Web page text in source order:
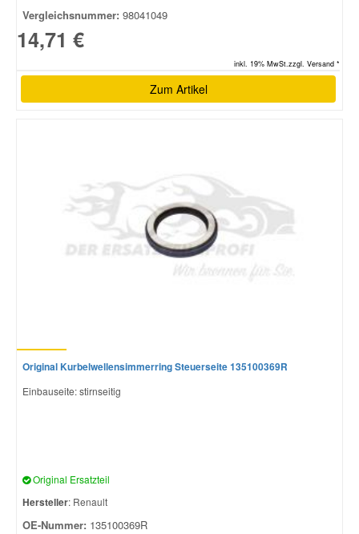
Vergleichsnummer: 98041049
14,71 €
inkl. 19% MwSt.zzgl. Versand *
Zum Artikel
Original Kurbelwellensimmerring Steuerseite 135100369R
Einbauseite: stirnseitig
Original Ersatzteil
Hersteller: Renault
OE-Nummer: 135100369R